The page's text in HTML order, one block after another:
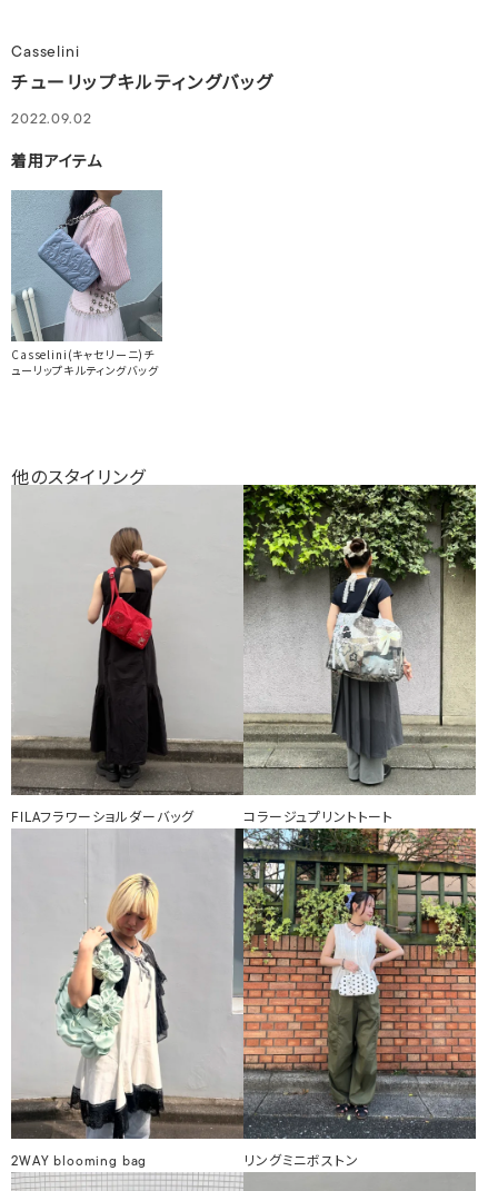
Casselini
チューリップキルティングバッグ
2022.09.02
着用アイテム
Casselini(キャセリーニ)チ
ューリップキルティングバッグ
他のスタイリング
FILAフラワーショルダーバッグ コラージュプリントトート
2WAY blooming bag リングミニボストン